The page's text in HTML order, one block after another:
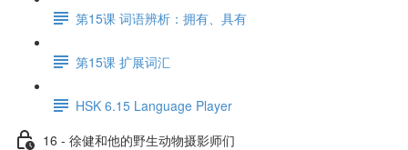
第15课 词语辨析：拥有、具有
第15课 扩展词汇
HSK 6.15 Language Player
16 - 徐健和他的野生动物摄影师们